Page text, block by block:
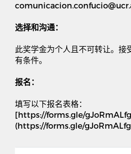
选择和沟通：
此奖学金为个人且不可转让。接
有条件。
报名：
填写以下报名表格：
[https://forms.gle/
(https://forms.gle/